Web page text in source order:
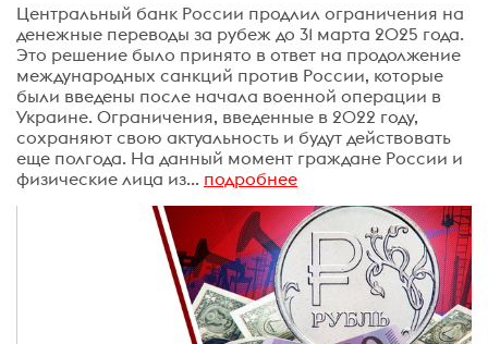
Центральный банк России продлил ограничения на
денежные переводы за рубеж до 31 марта 2025 года.
Это решение было принято в ответ на продолжение
международных санкций против России, которые
были введены после начала военной операции в
Украине. Ограничения, введенные в 2022 году,
сохраняют свою актуальность и будут действовать
еще полгода. На данный момент граждане России и
физические лица из... подробнее